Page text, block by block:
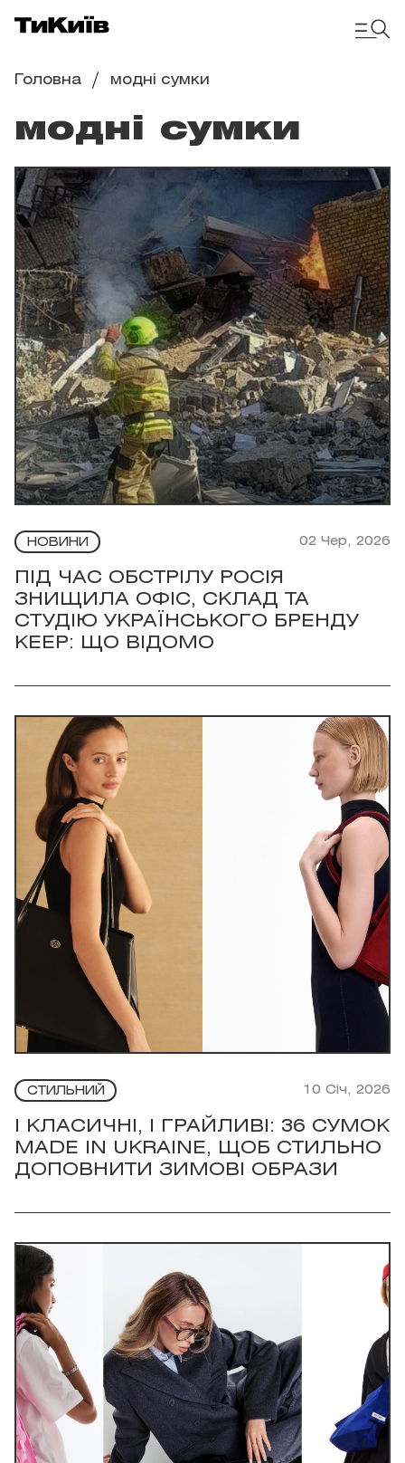
Головна модні сумки
модні сумки
НОВИНИ 02 Чер, 2026
ПІД ЧАС ОБСТРІЛУ РОСІЯ
ЗНИЩИЛА ОФІС, СКЛАД ТА
СТУДІЮ УКРАЇНСЬКОГО БРЕНДУ
KEEP: ЩО ВІДОМО
СТИЛЬНИЙ 10 Січ, 2026
І КЛАСИЧНІ, І ГРАЙЛИВІ: 36 СУМОК
MADE IN UKRAINE, ЩОБ СТИЛЬНО
ДОПОВНИТИ ЗИМОВІ ОБРАЗИ